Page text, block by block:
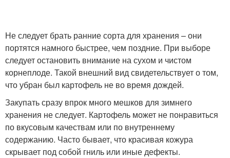
Не следует брать ранние сорта для хранения – они
портятся намного быстрее, чем поздние. При выборе
следует остановить внимание на сухом и чистом
корнеплоде. Такой внешний вид свидетельствует о том,
что убран был картофель не во время дождей.
Закупать сразу впрок много мешков для зимнего
хранения не следует. Картофель может не понравиться
по вкусовым качествам или по внутреннему
содержанию. Часто бывает, что красивая кожура
скрывает под собой гниль или иные дефекты.